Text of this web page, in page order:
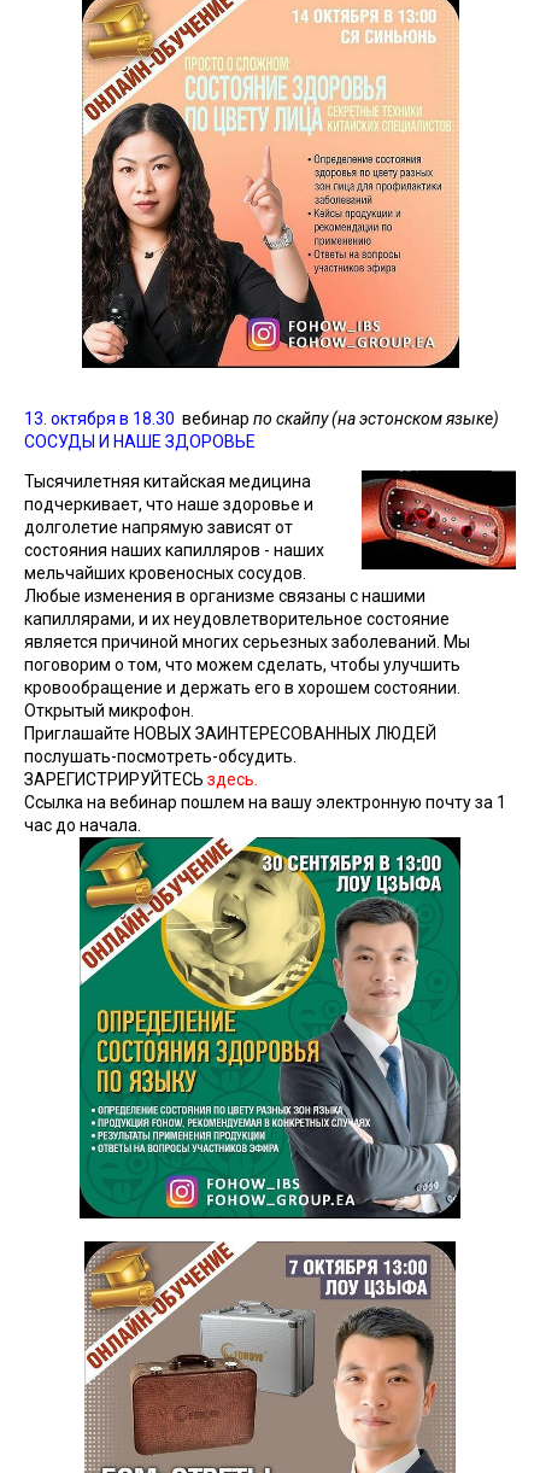
13. октября в 18.30 вебинар по скайпу (на эстонском языке)
СОСУДЫ И НАШЕ ЗДОРОВЬЕ
Тысячилетняя китайская медицина
подчеркивает, что наше здоровье и
долголетие напрямую зависят от
состояния наших капилляров - наших
мельчайших кровеносных сосудов.
Любые изменения в организме связаны с нашими
капиллярами, и их неудовлетворительное состояние
является причиной многих серьезных заболеваний. Мы
поговорим о том, что можем сделать, чтобы улучшить
кровообращение и держать его в хорошем состоянии.
Открытый микрофон.
Приглашайте НОВЫХ ЗАИНТЕРЕСОВАННЫХ ЛЮДЕЙ
послушать-посмотреть-обсудить.
ЗАРЕГИСТРИРУЙТЕСЬ здесь
Ссылка на вебинар пошлем на вашу электронную почту за 1
час до начала.